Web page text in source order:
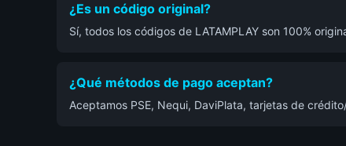
¿Es un código original?
Sí, todos los códigos de LATAMPLAY son 100%
¿Qué métodos de pago aceptan?
Aceptamos PSE, Nequi, DaviPlata, tarjetas de